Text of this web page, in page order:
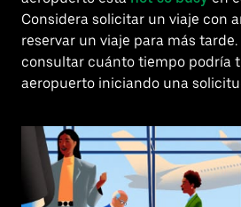
Considera solicitar un viaje con
reservar un viaje para más
consultar cuánto tiempo podría
aeropuerto iniciando una